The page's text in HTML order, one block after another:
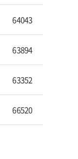
64043
63894
63352
66520